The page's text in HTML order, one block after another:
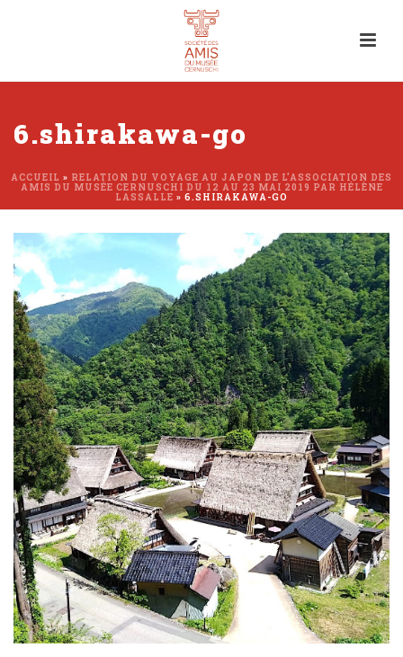
6.shirakawa-go
ACCUEIL » RELATION DU VOYAGE AU JAPON DE L’ASSOCIATION DES
AMIS DU MUSÉE CERNUSCHI DU 12 AU 23 MAI 2019 PAR HÉLÈNE
LASSALLE » 6.SHIRAKAWA-GO